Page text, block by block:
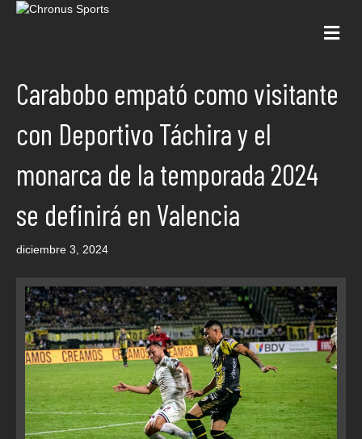
Carabobo empató como visitante
con Deportivo Táchira y el
monarca de la temporada 2024
se definirá en Valencia
diciembre 3, 2024